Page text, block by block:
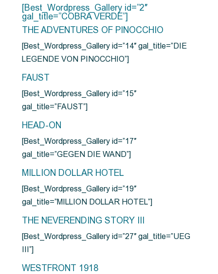
[Best_Wordpress_Gallery id=”2″
gal_title=”COBRA VERDE”]
THE ADVENTURES OF PINOCCHIO
[Best_Wordpress_Gallery id=”14″ gal_title=”DIE
LEGENDE VON PINOCCHIO”]
FAUST
[Best_Wordpress_Gallery id=”15″
gal_title=”FAUST”]
HEAD-ON
[Best_Wordpress_Gallery id=”17″
gal_title=”GEGEN DIE WAND”]
MILLION DOLLAR HOTEL
[Best_Wordpress_Gallery id=”19″
gal_title=”MILLION DOLLAR HOTEL”]
THE NEVERENDING STORY III
[Best_Wordpress_Gallery id=”27″ gal_title=”UEG
III”]
WESTFRONT 1918